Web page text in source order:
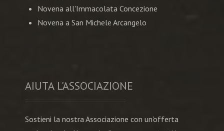
Novena all'Immacolata Concezione
Novena a San Michele Arcangelo
AIUTA L'ASSOCIAZIONE
Sostieni la nostra Associazione con un'offerta